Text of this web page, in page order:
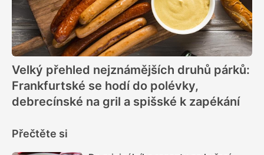
Velký přehled nejznámějších druhů párků:
Frankfurtské se hodí do polévky,
debrecínské na gril a spišské k zapékání
Přečtěte si